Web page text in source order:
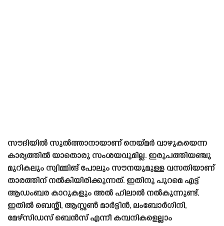
സൗദിയിൽ സുൽത്താനായാണ് നെയ്‌മർ വാഴുകയെന്ന
കാര്യത്തിൽ യാതൊരു സംശയവുമില്ല. ഇരുപത്തിയഞ്ചു
മുറികലും സ്വിമ്മിങ് പോലും സൗനയുമുള്ള വസതിയാണ്
താരത്തിന് നൽകിയിരിക്കുന്നത്. ഇതിനു പുറമെ എട്ട്
ആഡംബര കാറുകളും അൽ ഹിലാൽ നൽകുന്നുണ്ട്.
ഇതിൽ ബെന്റ്ലി, ആസ്റ്റൺ മാർട്ടിൻ, ലംബോർഗിനി,
മേഴ്‌സിഡസ് ബെൻസ് എന്നീ കമ്പനികളെല്ലാം